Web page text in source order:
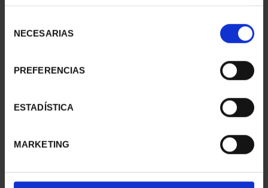
NECESARIAS
PREFERENCIAS
ESTADÍSTICA
MARKETING
CIUDADES PATRIMONIO
II - LA LAGUNA
CIUDADES PATRIMONIO
II - SALAMANCA